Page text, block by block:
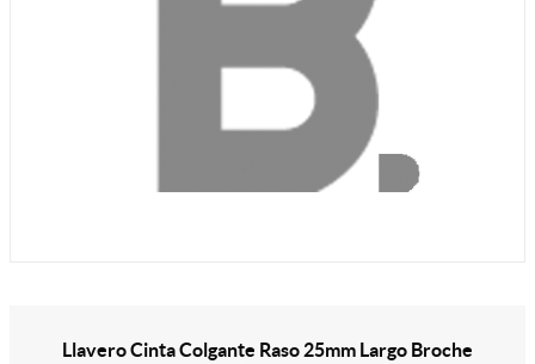
Llavero Cinta Colgante Raso 25mm Largo Broche